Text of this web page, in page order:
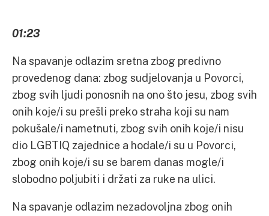
01:23
Na spavanje odlazim sretna zbog predivno
provedenog dana: zbog sudjelovanja u Povorci,
zbog svih ljudi ponosnih na ono što jesu, zbog svih
onih koje/i su prešli preko straha koji su nam
pokušale/i nametnuti, zbog svih onih koje/i nisu
dio LGBTIQ zajednice a hodale/i su u Povorci,
zbog onih koje/i su se barem danas mogle/i
slobodno poljubiti i držati za ruke na ulici.
Na spavanje odlazim nezadovoljna zbog onih